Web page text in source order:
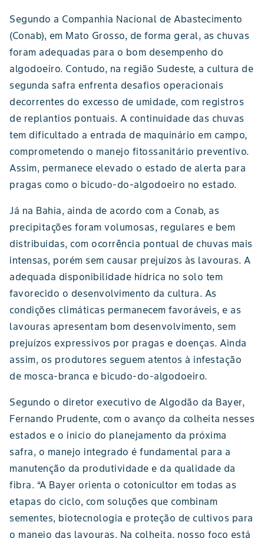
Segundo a Companhia Nacional de Abastecimento
(Conab), em Mato Grosso, de forma geral, as chuvas
foram adequadas para o bom desempenho do
algodoeiro. Contudo, na região Sudeste, a cultura de
segunda safra enfrenta desafios operacionais
decorrentes do excesso de umidade, com registros
de replantios pontuais. A continuidade das chuvas
tem dificultado a entrada de maquinário em campo,
comprometendo o manejo fitossanitário preventivo.
Assim, permanece elevado o estado de alerta para
pragas como o bicudo-do-algodoeiro no estado.
Já na Bahia, ainda de acordo com a Conab, as
precipitações foram volumosas, regulares e bem
distribuídas, com ocorrência pontual de chuvas mais
intensas, porém sem causar prejuízos às lavouras. A
adequada disponibilidade hídrica no solo tem
favorecido o desenvolvimento da cultura. As
condições climáticas permanecem favoráveis, e as
lavouras apresentam bom desenvolvimento, sem
prejuízos expressivos por pragas e doenças. Ainda
assim, os produtores seguem atentos à infestação
de mosca-branca e bicudo-do-algodoeiro.
Segundo o diretor executivo de Algodão da Bayer,
Fernando Prudente, com o avanço da colheita nesses
estados e o início do planejamento da próxima
safra, o manejo integrado é fundamental para a
manutenção da produtividade e da qualidade da
fibra. “A Bayer orienta o cotonicultor em todas as
etapas do ciclo, com soluções que combinam
sementes, biotecnologia e proteção de cultivos para
o manejo das lavouras. Na colheita, nosso foco está